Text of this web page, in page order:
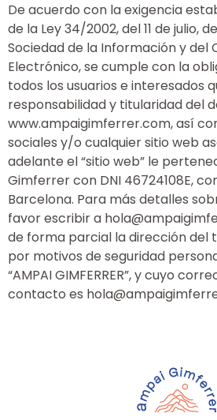
De acuerdo con la exigencia
de la Ley 34/2002, del 11 de julio,
Sociedad de la Información y del
Electrónico, se cumple con la
todos los usuarios e interesados
responsabilidad y titularidad del
www.ampaigimferrer.com, así
sociales y/o cualquier sitio web
adelante el “sitio web” le
Gimferrer con DNI 46724108E,
Barcelona. Para más detalles
favor escribir a
de forma parcial la dirección del
por motivos de seguridad
“AMPAI GIMFERRER”, y cuyo
contacto es